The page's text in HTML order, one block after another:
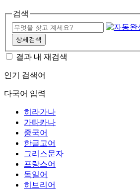
검색
상세검색
결과 내 재검색
인기 검색어
다국어 입력
히라가나
가타카나
중국어
한글고어
그리스문자
프랑스어
독일어
히브리어